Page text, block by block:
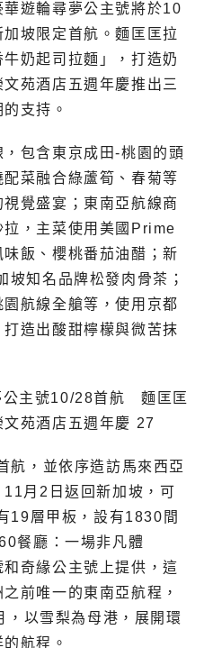
遊輪尋夢公主號將於10
坡限定首航。麵匡匡拉
奶起司拉麵」，打造奶
苑酒店五週年慶推出三
支持。
包含東京成田-桃園的頭
菜融合綠蘆筍、春菊等
覺盛宴；東南亞航線商
，主菜使用美國Prime
飯、櫻桃番茄油醋；新
坡知名品牌松發肉骨茶；
航線全艙等，使用京都
造出酸甜檸檬與微苦抹
航，並依序造訪馬來西亞
月2日返回新加坡，可
19層甲板，設有1830間
餐廳：一場非凡體
奇緣公主號上提供，這
前唯一的東南亞航程，
以雪梨為母港，展開環
航程。